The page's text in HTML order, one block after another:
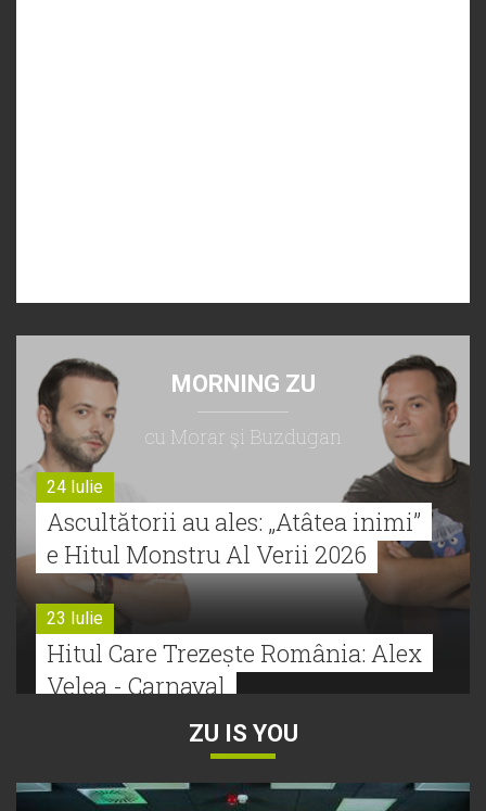
MORNING ZU
cu Morar şi Buzdugan
24 Iulie
Ascultătorii au ales: „Atâtea inimi”
e Hitul Monstru Al Verii 2026
23 Iulie
Hitul Care Trezește România: Alex
Velea - Carnaval
Bătălie strânsă la Hitul Monstru Al
ZU IS YOU